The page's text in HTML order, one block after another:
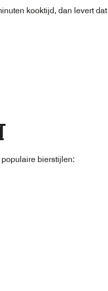
kooktijd, dan levert dat
bierstijlen: